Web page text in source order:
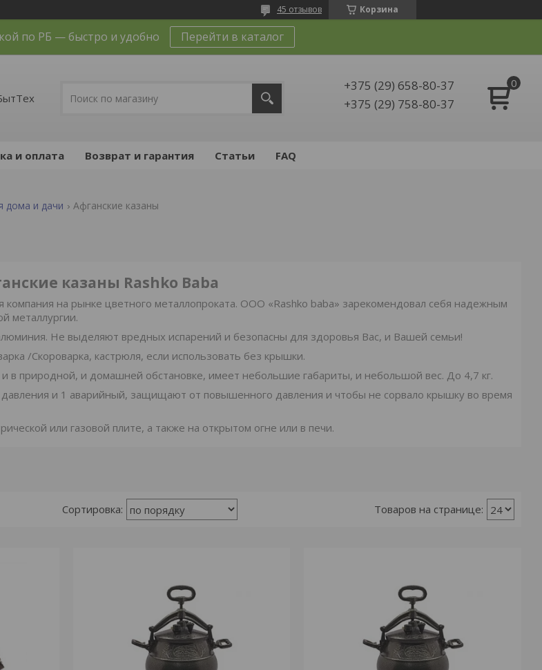
Корзина
45 отзывов
по РБ — быстро и удобно Перейти в каталог
+375 (29) 658-80-37
+375 (29) 758-80-37
и оплата Возврат и гарантия Статьи FAQ
дома и дачи Афганские казаны
казаны Rashko Baba
на рынке цветного металлопроката. ООО «Rashko baba» зарекомендовал себя надежным
металлургии.
Не выделяют вредных испарений и безопасны для здоровья Вас, и Вашей семьи!
/Скороварка, кастрюля, если использовать без крышки.
в природной, и домашней обстановке, имеет небольшие габариты, и небольшой вес. До 4,7 кг.
давления и 1 аварийный, защищают от повышенного давления и чтобы не сорвало крышку во время
или газовой плите, а также на открытом огне или в печи.